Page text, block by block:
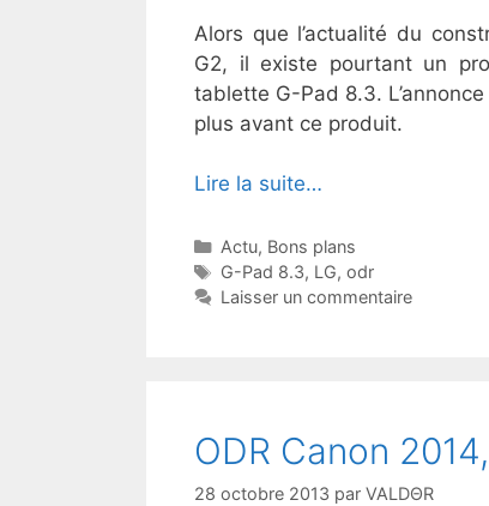
Alors que l’actualité du
G2, il existe pourtant un
tablette G-Pad 8.3.
plus avant ce produit.
Lire la suite…
Catégories
Actu, Bons plans
Étiquettes
G-Pad 8.3, LG, odr
Laisser un commentaire
ODR Canon
28 octobre 2013 par VALDΘR